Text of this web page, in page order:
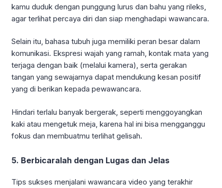
kamu duduk dengan punggung lurus dan bahu yang rileks,
agar terlihat percaya diri dan siap menghadapi wawancara.
Selain itu, bahasa tubuh juga memiliki peran besar dalam
komunikasi. Ekspresi wajah yang ramah, kontak mata yang
terjaga dengan baik (melalui kamera), serta gerakan
tangan yang sewajarnya dapat mendukung kesan positif
yang di berikan kepada pewawancara.
Hindari terlalu banyak bergerak, seperti menggoyangkan
kaki atau mengetuk meja, karena hal ini bisa mengganggu
fokus dan membuatmu terlihat gelisah.
5. Berbicaralah dengan Lugas dan Jelas
Tips sukses menjalani wawancara video yang terakhir